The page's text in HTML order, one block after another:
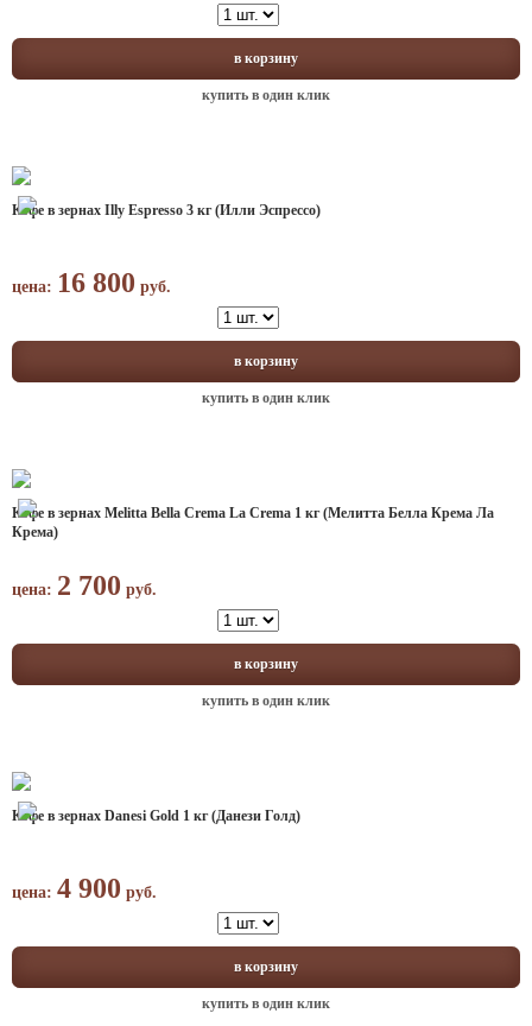
в корзину
купить в один клик
Кофе в зернах Illy Espresso 3 кг (Илли Эспрессо)
цена: 16 800 руб.
в корзину
купить в один клик
Кофе в зернах Melitta Bella Crema La Crema 1 кг (Мелитта Белла Крема Ла
Крема)
цена: 2 700 руб.
в корзину
купить в один клик
Кофе в зернах Danesi Gold 1 кг (Данези Голд)
цена: 4 900 руб.
в корзину
купить в один клик